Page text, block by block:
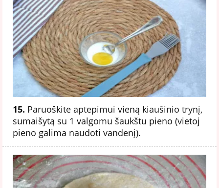
15. Paruoškite aptepimui vieną kiaušinio trynį,
sumaišytą su 1 valgomu šaukštu pieno (vietoj
pieno galima naudoti vandenį).